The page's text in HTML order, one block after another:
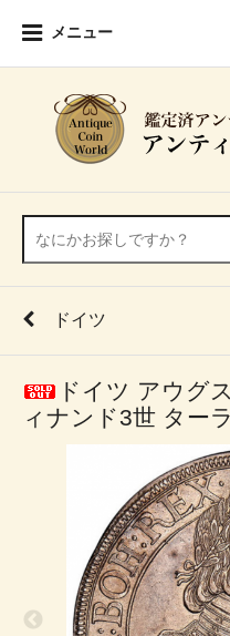
メニュー
ドイツ
ドイツ アウグ
ィナンド3世 ター